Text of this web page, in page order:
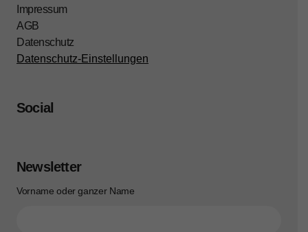
Impressum
AGB
Datenschutz
Datenschutz-Einstellungen
Social
Newsletter
Vorname oder ganzer Name